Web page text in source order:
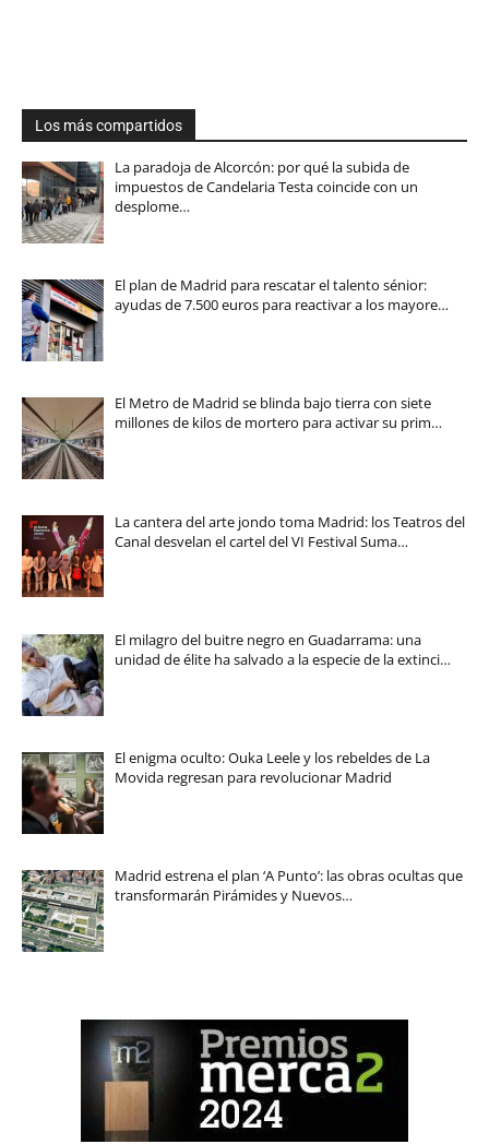
Los más compartidos
La paradoja de Alcorcón: por qué la subida de
impuestos de Candelaria Testa coincide con un
desplome…
El plan de Madrid para rescatar el talento sénior:
ayudas de 7.500 euros para reactivar a los mayore…
El Metro de Madrid se blinda bajo tierra con siete
millones de kilos de mortero para activar su prim…
La cantera del arte jondo toma Madrid: los Teatros del
Canal desvelan el cartel del VI Festival Suma…
El milagro del buitre negro en Guadarrama: una
unidad de élite ha salvado a la especie de la extinci…
El enigma oculto: Ouka Leele y los rebeldes de La
Movida regresan para revolucionar Madrid
Madrid estrena el plan ‘A Punto’: las obras ocultas que
transformarán Pirámides y Nuevos…